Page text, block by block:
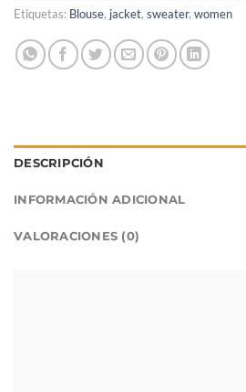
Etiquetas: Blouse, jacket, sweater, women
DESCRIPCIÓN
INFORMACIÓN ADICIONAL
VALORACIONES (0)